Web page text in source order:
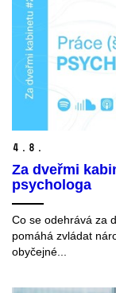
4. 8.
Za dveřmi
psychologa
Co se odehrává za
pomáhá zvládat
obyčejné...